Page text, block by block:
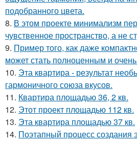
подобранного цвета.
8. В этом проекте минимализм
чувственное пространство, а не
9. Пример того, как даже
может стать полноценным и
10. Эта квартира - результат
гармоничного союза вкусов.
11. Квартира площадью 36, 2 кв.
12. Этот проект площадью 112 кв.
13. Эта квартира площадью 37 кв.
14. Поэтапный процесс создания